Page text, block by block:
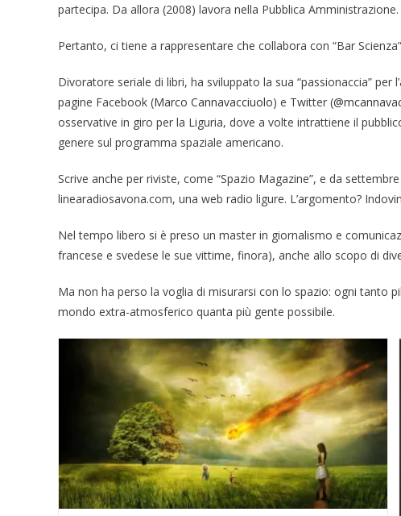
partecipa. Da allora (2008) lavora nella Pubblica Amministrazione.
Pertanto, ci tiene a rappresentare che collabora con “Bar
Divoratore seriale di libri, ha sviluppato la sua “passionaccia”
pagine Facebook (Marco Cannavacciuolo) e Twitter (
osservative in giro per la Liguria, dove a volte intrattiene il
genere sul programma spaziale americano.
Scrive anche per riviste, come “Spazio Magazine”, e da
linearadiosavona.com, una web radio ligure. L’argomento?
Nel tempo libero si è preso un master in giornalismo e
francese e svedese le sue vittime, finora), anche allo scopo di
Ma non ha perso la voglia di misurarsi con lo spazio: ogni tanto
mondo extra-atmosferico quanta più gente possibile.